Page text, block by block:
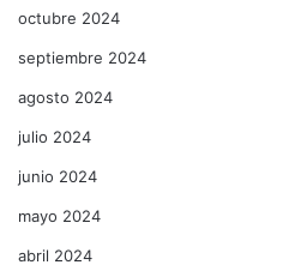
octubre 2024
septiembre 2024
agosto 2024
julio 2024
junio 2024
mayo 2024
abril 2024